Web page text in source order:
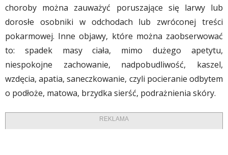
choroby można zauważyć poruszające się larwy lub
dorosłe osobniki w odchodach lub zwróconej treści
pokarmowej. Inne objawy, które można zaobserwować
to: spadek masy ciała, mimo dużego apetytu,
niespokojne zachowanie, nadpobudliwość, kaszel,
wzdęcia, apatia, saneczkowanie, czyli pocieranie odbytem
o podłoże, matowa, brzydka sierść, podrażnienia skóry.
REKLAMA